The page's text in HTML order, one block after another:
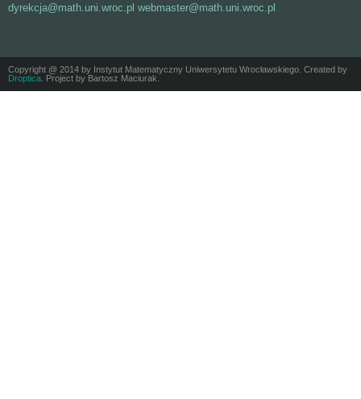
dyrekcja@math.uni.wroc.pl webmaster@math.uni.wroc.pl
Copyright @ 2014 by Instytut Matematyczny Uniwersytetu Wrocławskiego. Created by
Droptica . Project by Bartosz Maciurak.